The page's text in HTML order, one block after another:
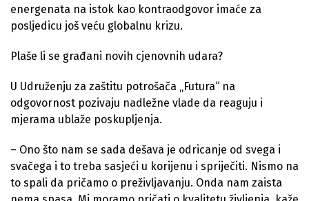
energenata na istok kao kontraodgovor imaće za
posljedicu još veću globalnu krizu.
Plaše li se građani novih cjenovnih udara?
U Udruženju za zaštitu potrošača „Futura“ na
odgovornost pozivaju nadležne vlade da reaguju i
mjerama ublaže poskupljenja.
– Ono što nam se sada dešava je odricanje od svega i
svačega i to treba sasjeći u korijenu i spriječiti. Nismo na
to spali da pričamo o preživljavanju. Onda nam zaista